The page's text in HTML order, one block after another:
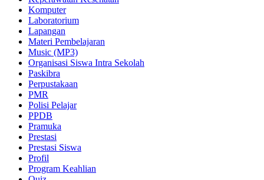
Komputer
Laboratorium
Lapangan
Materi Pembelajaran
Music (MP3)
Organisasi Siswa Intra Sekolah
Paskibra
Perpustakaan
PMR
Polisi Pelajar
PPDB
Pramuka
Prestasi
Prestasi Siswa
Profil
Program Keahlian